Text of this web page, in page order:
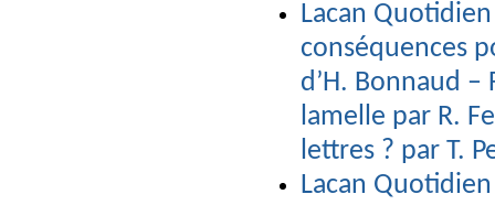
Lacan
conséquences
d’H. Bonnaud
lamelle par R.
lettres ? par T.
Lacan